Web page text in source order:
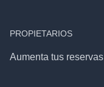
PROPIETARIOS
Aumenta tus reservas